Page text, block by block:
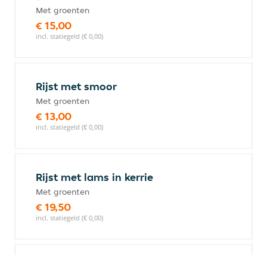
Met groenten
€ 15,00
incl. statiegeld (€ 0,00)
Rijst met smoor
Met groenten
€ 13,00
incl. statiegeld (€ 0,00)
Rijst met lams in kerrie
Met groenten
€ 19,50
incl. statiegeld (€ 0,00)